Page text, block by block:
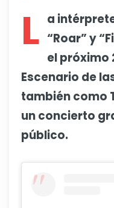
L a
“Roar” y
el próximo
Escenario de
también como
un concierto
público.